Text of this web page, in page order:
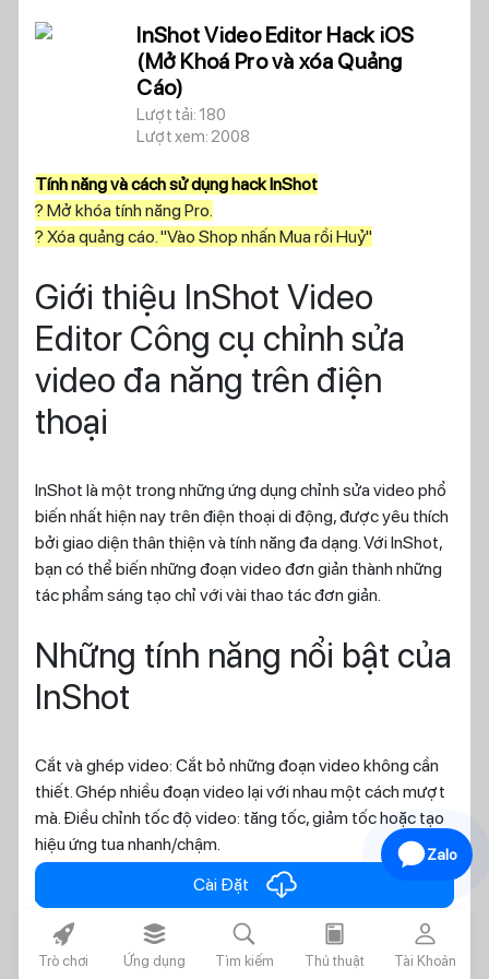
InShot Video Editor Hack iOS
(Mở Khoá Pro và xóa Quảng
Cáo)
Lượt tải: 180
Lượt xem: 2008
Tính năng và cách sử dụng hack InShot
? Mở khóa tính năng Pro.
? Xóa quảng cáo. "Vào Shop nhấn Mua rồi Huỷ"
Giới thiệu InShot Video
Editor Công cụ chỉnh sửa
video đa năng trên điện
thoại
InShot là một trong những ứng dụng chỉnh sửa video phổ
biến nhất hiện nay trên điện thoại di động, được yêu thích
bởi giao diện thân thiện và tính năng đa dạng. Với InShot,
bạn có thể biến những đoạn video đơn giản thành những
tác phẩm sáng tạo chỉ với vài thao tác đơn giản.
Những tính năng nổi bật của
InShot
Cắt và ghép video: Cắt bỏ những đoạn video không cần
thiết. Ghép nhiều đoạn video lại với nhau một cách mượt
mà. Điều chỉnh tốc độ video: tăng tốc, giảm tốc hoặc tạo
hiệu ứng tua nhanh/chậm.
Thêm hiệu ứng và bộ lọc: Ứng dụng hàng trăm hiệu ứng,
Cài Đặt cloud_download
rocket_fill
Trò chơi
layers_alt_fill
Ứng dụng
search
Tìm kiếm
today
Thủ thuật
person
Tài Khoản
Zalo